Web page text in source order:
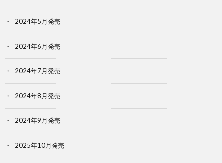
2024年5月発売
2024年6月発売
2024年7月発売
2024年8月発売
2024年9月発売
2025年10月発売